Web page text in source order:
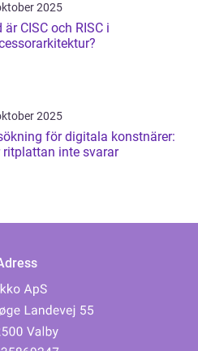
2025
är CISC och RISC i
2025
för digitala konstnärer:
ritplattan inte svarar